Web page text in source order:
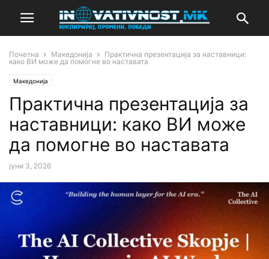
Почетна Македонија
Практична презентација за наставници:
како ВИ може да помогне во наставата
Македонија
Практична презентација за
наставници: како ВИ може
да помогне во наставата
јуни 3, 2026